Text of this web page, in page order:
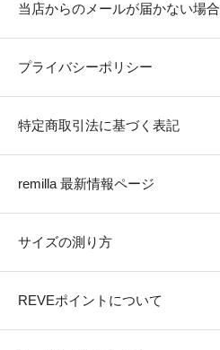
当店からのメールが届かない場合
プライバシーポリシー
特定商取引法に基づく表記
remilla 最新情報ページ
サイズの測り方
REVEポイントについて